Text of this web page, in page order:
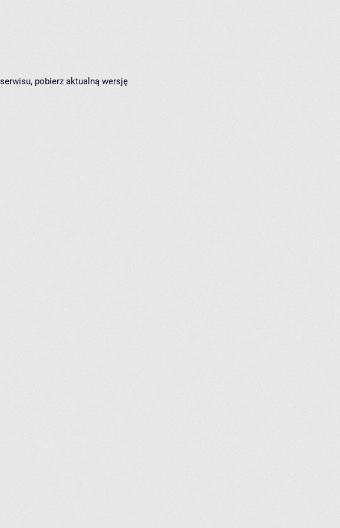
pobierz aktualną wersję